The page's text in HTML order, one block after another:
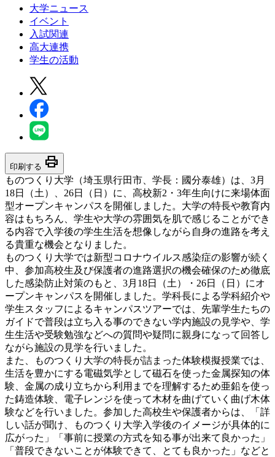
大学ニュース
イベント
入試関連
高大連携
学生の活動
印刷する print
ものつくり大学（埼玉県行田市、学長：國分泰雄）は、3月
18日（土）、26日（日）に、高校新2・3年生向けに来場体面
型オープンキャンパスを開催しました。大学の特長や教育内
容はもちろん、学生や大学の雰囲気を肌で感じることができ
る内容で入学後の学生生活を想像しながら自身の進路を考え
る貴重な機会となりました。
ものつくり大学では新型コロナウイルス感染症の影響が続く
中、参加高校生及び保護者の進路選択の機会確保のため徹底
した感染防止対策のもと、3月18日（土）・26日（日）にオ
ープンキャンパスを開催しました。学科長による学科紹介や
学生スタッフによるキャンパスツアーでは、先輩学生たちの
ガイドで普段は立ち入る事のできない学内施設の見学や、学
生生活や受験勉強などへの質問や疑問に親身になって回答し
ながら施設の見学を行いました。
また、ものつくり大学の特長が詰まった体験模擬授業では、
生活を豊かにする電磁気学として磁石を使った金属探知の体
験、金属の成り立ちから利用までを理解するため亜鉛を使っ
た鋳造体験、電子レンジを使って木材を曲げていく曲げ木体
験などを行いました。参加した高校生や保護者からは、「詳
しい話が聞け、ものつくり大学入学後のイメージが具体的に
広がった」「事前に授業の方式を知る事が出来て良かった」
「普段できないことが体験できて、とても良かった」などと